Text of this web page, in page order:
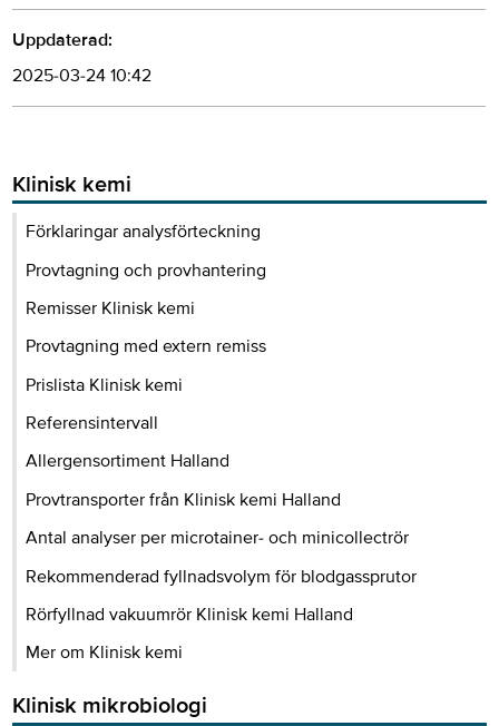
Uppdaterad:
2025-03-24 10:42
Klinisk kemi
Förklaringar analysförteckning
Provtagning och provhantering
Remisser Klinisk kemi
Provtagning med extern remiss
Prislista Klinisk kemi
Referensintervall
Allergensortiment Halland
Provtransporter från Klinisk kemi Halland
Antal analyser per microtainer- och minicollectrör
Rekommenderad fyllnadsvolym för blodgassprutor
Rörfyllnad vakuumrör Klinisk kemi Halland
Mer om Klinisk kemi
Klinisk mikrobiologi